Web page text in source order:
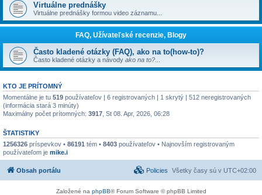
Virtuálne prednášky
Virtuálne prednášky formou video záznamu...
FAQ, Užívateľské recenzie, Blogy
Často kladené otázky (FAQ), ako na to(how-to)?
Často kladené otázky a návody ako na to?
KTO JE PRÍTOMNÝ
Momentálne je tu 519 používateľov | 6 registrovaných | 1 skrytý | 512 neregistrovaných
(informácia stará 3 minúty)
Maximálny počet prítomných: 3917 , St 08. Apr, 2026, 06:28
ŠTATISTIKY
1256326 príspevkov • 86191 tém • 8403 používateľov • Najnovším registrovaným
používateľom je mike.i
Obsah portálu Všetky časy sú v UTC+02:00
Policies
Založené na phpBB® Forum Software © phpBB Limited